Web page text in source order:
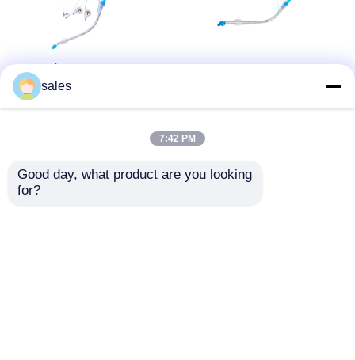
Διπλή κάννουλα
τραχειών σωλήνων
Cuffed Tracheostomy
ODM βρογχικός
sales
7:42 PM
Good day, what product are you looking
for?